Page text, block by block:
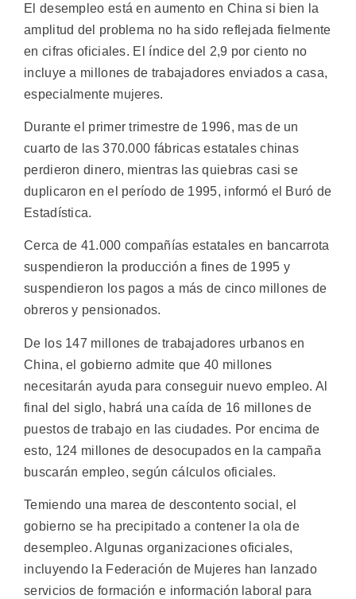
El desempleo está en aumento en China si bien la
amplitud del problema no ha sido reflejada fielmente
en cifras oficiales. El índice del 2,9 por ciento no
incluye a millones de trabajadores enviados a casa,
especialmente mujeres.
Durante el primer trimestre de 1996, mas de un
cuarto de las 370.000 fábricas estatales chinas
perdieron dinero, mientras las quiebras casi se
duplicaron en el período de 1995, informó el Buró de
Estadística.
Cerca de 41.000 compañías estatales en bancarrota
suspendieron la producción a fines de 1995 y
suspendieron los pagos a más de cinco millones de
obreros y pensionados.
De los 147 millones de trabajadores urbanos en
China, el gobierno admite que 40 millones
necesitarán ayuda para conseguir nuevo empleo. Al
final del siglo, habrá una caída de 16 millones de
puestos de trabajo en las ciudades. Por encima de
esto, 124 millones de desocupados en la campaña
buscarán empleo, según cálculos oficiales.
Temiendo una marea de descontento social, el
gobierno se ha precipitado a contener la ola de
desempleo. Algunas organizaciones oficiales,
incluyendo la Federación de Mujeres han lanzado
servicios de formación e información laboral para